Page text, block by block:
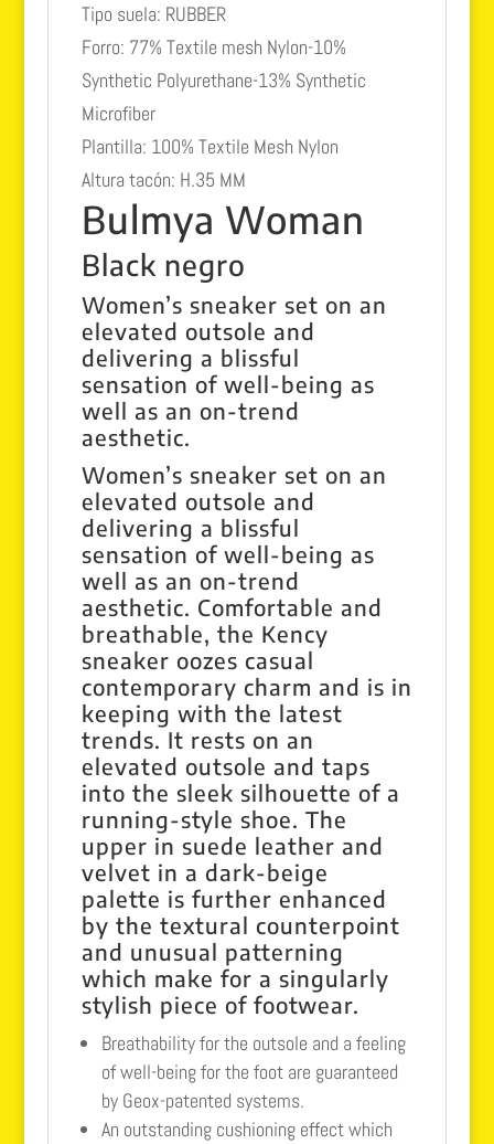
Tipo suela: RUBBER
Forro: 77% Textile mesh Nylon-10%
Synthetic Polyurethane-13% Synthetic
Microfiber
Plantilla: 100% Textile Mesh Nylon
Altura tacón: H.35 MM
Bulmya Woman
Black negro
Women’s sneaker set on an
elevated outsole and
delivering a blissful
sensation of well-being as
well as an on-trend
aesthetic.
Women’s sneaker set on an
elevated outsole and
delivering a blissful
sensation of well-being as
well as an on-trend
aesthetic. Comfortable and
breathable, the Kency
sneaker oozes casual
contemporary charm and is in
keeping with the latest
trends. It rests on an
elevated outsole and taps
into the sleek silhouette of a
running-style shoe. The
upper in suede leather and
velvet in a dark-beige
palette is further enhanced
by the textural counterpoint
and unusual patterning
which make for a singularly
stylish piece of footwear.
Breathability for the outsole and a feeling
of well-being for the foot are guaranteed
by Geox-patented systems.
An outstanding cushioning effect which